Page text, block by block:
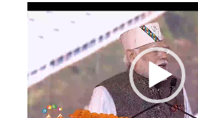
Video